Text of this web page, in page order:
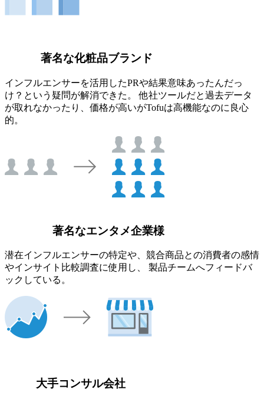
著名な化粧品ブランド
インフルエンサーを活用したPRや結果意味あったんだっ
け？という疑問が解消できた。 他社ツールだと過去データ
が取れなかったり、価格が高いがTofuは高機能なのに良心
的。
著名なエンタメ企業様
潜在インフルエンサーの特定や、競合商品との消費者の感情
やインサイト比較調査に使用し、 製品チームへフィードバ
ックしている。
大手コンサル会社